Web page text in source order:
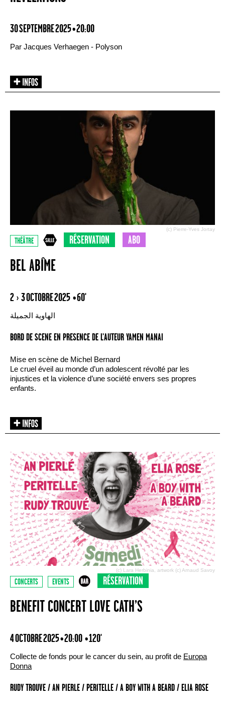
30 SEPTEMBRE 2025 • 20:00
Par Jacques Verhaegen - Polyson
(c) Pierre-Yves Jortay
THÉÂTRE RÉSERVATION ABO
BEL ABÎME
2 › 3 OCTOBRE 2025 • 60'
الهاوية الجميلة
BORD DE SCENE EN PRESENCE DE L’AUTEUR YAMEN MANAI
Mise en scène de Michel Bernard
Le cruel éveil au monde d’un adolescent révolté par les
injustices et la violence d’une société envers ses propres
enfants.
(c) Lara Herbinia, artwork (c) Arnaud Savoy
CONCERTS EVENTS RÉSERVATION
BENEFIT CONCERT LOVE CATH’S
4 OCTOBRE 2025 • 20:00 • 120'
Collecte de fonds pour le cancer du sein, au profit de Europa
Donna
RUDY TROUVE / AN PIERLE / PERITELLE / A BOY WITH A BEARD / ELIA ROSE